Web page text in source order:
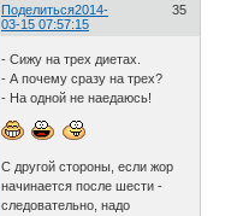
Поделиться 35
2014-
03-15 07:57:15
- Сижу на трех диетах.
- А почему сразу на трех?
- На одной не наедаюсь!
С другой стороны, если жор
начинается после шести -
следовательно, надо